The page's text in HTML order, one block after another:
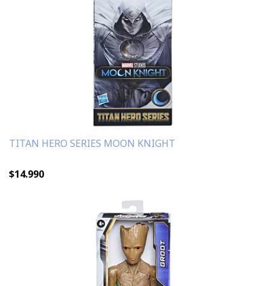
TITAN HERO SERIES MOON KNIGHT
$14.990